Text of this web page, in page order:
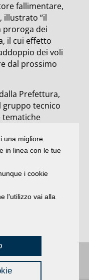
fallimentare,
illustrato “il
proroga dei
il cui effetto
dei voli
dal prossimo
Prefettura,
gruppo tecnico
tematiche
in aeroporto
del
possibile dei
le dimensioni
format quale
standard da
il Tribunale di Rimini
buongiornoRimini
una migliore
in linea con le tue
i cookie
l'utilizzo vai alla